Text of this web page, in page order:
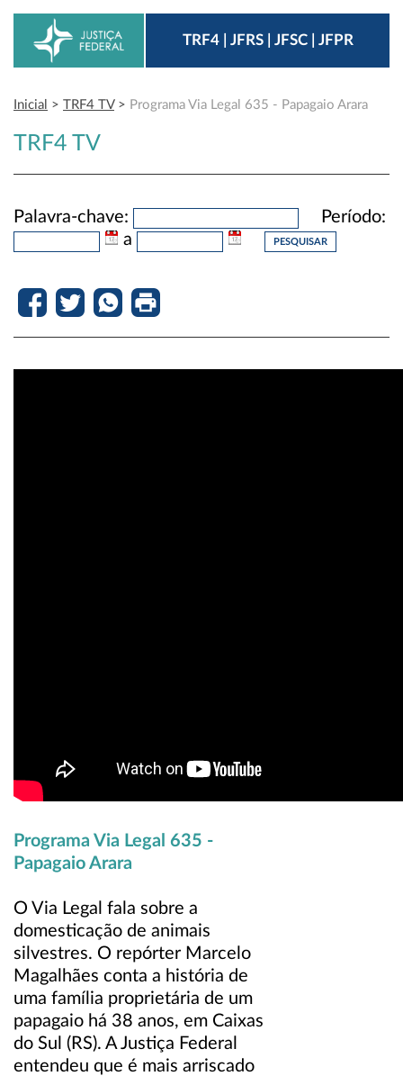
TRF4 | JFRS | JFSC | JFPR
Inicial > TRF4 TV> Programa Via Legal 635 - Papagaio Arara
TRF4 TV
Palavra-chave:
Período:
a
Programa Via Legal 635 -
Papagaio Arara
O Via Legal fala sobre a
domesticação de animais
silvestres. O repórter Marcelo
Magalhães conta a história de
uma família proprietária de um
papagaio há 38 anos, em Caixas
do Sul (RS). A Justiça Federal
entendeu que é mais arriscado